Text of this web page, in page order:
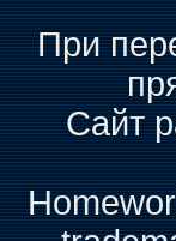
При
Сайт